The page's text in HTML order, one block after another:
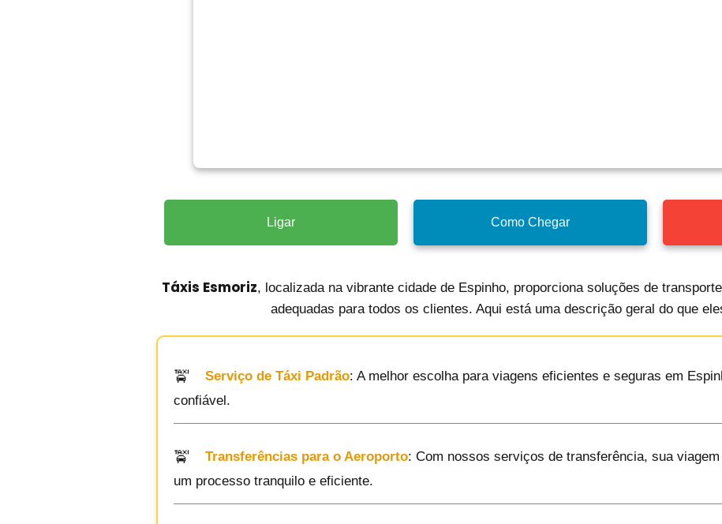
Ligar Como Chegar
Táxis Esmoriz, localizada na vibrante cidade de Espinho, proporciona soluções de
adequadas para todos os clientes. Aqui está uma descrição geral do que
Serviço de Táxi Padrão: A melhor escolha para viagens eficientes e seguras em
confiável.
Transferências para o Aeroporto: Com nossos serviços de transferência, sua
um processo tranquilo e eficiente.